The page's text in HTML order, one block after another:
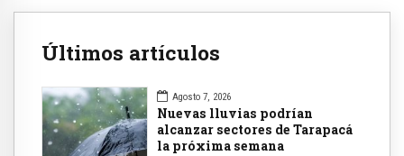
Últimos artículos
Agosto 7, 2026
Nuevas lluvias podrían
alcanzar sectores de Tarapacá
la próxima semana